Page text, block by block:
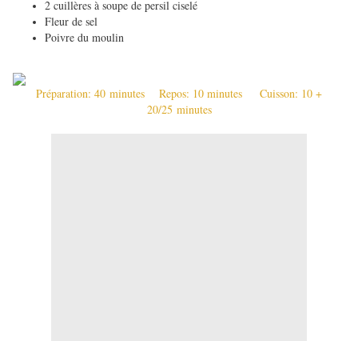
2 cuillères à soupe de persil ciselé
Fleur de sel
Poivre du moulin
Préparation: 40 minutes Repos: 10 minutes Cuisson: 10 +
20/25 minutes